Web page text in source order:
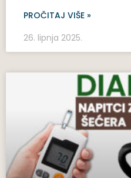
PROČITAJ VIŠE »
26. lipnja 2025.